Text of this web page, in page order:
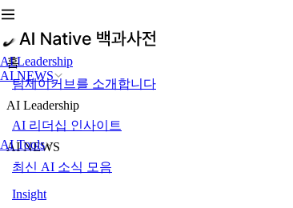
AI Leadership
AI NEWS
AI Tools
홈
팀제이커브를 소개합니다
AI Leadership
AI 리더십 인사이트
AI NEWS
최신 AI 소식 모음
Insight